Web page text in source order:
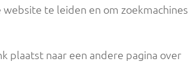
te leiden en om zoekmachines
plaatst naar een andere pagina over